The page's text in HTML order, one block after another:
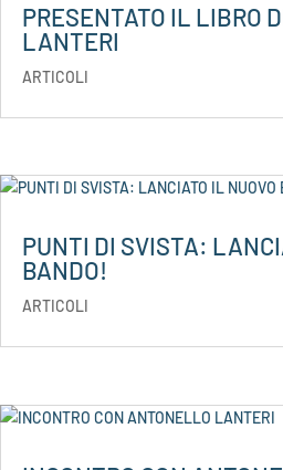
PRESENTATO IL LIBRO
LANTERI
ARTICOLI
PUNTI DI SVISTA:
BANDO!
ARTICOLI